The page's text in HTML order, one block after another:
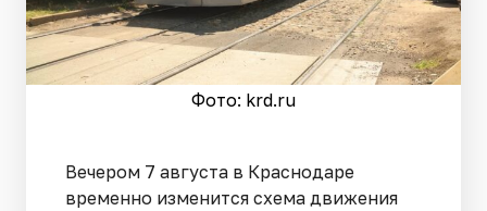
Фото: krd.ru
Вечером 7 августа в Краснодаре
временно изменится схема движения